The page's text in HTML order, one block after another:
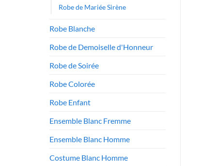
Robe de Mariée Sirène
Robe Blanche
Robe de Demoiselle d'Honneur
Robe de Soirée
Robe Colorée
Robe Enfant
Ensemble Blanc Fremme
Ensemble Blanc Homme
Costume Blanc Homme